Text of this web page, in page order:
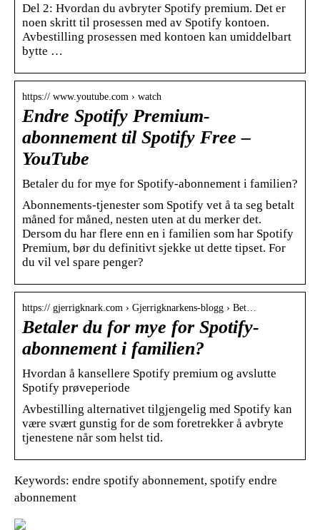
Del 2: Hvordan du avbryter Spotify premium. Det er
noen skritt til prosessen med av Spotify kontoen.
Avbestilling prosessen med kontoen kan umiddelbart
bytte …
https:// www.youtube.com › watch
Endre Spotify Premium-
abonnement til Spotify Free –
YouTube
Betaler du for mye for Spotify-abonnement i familien?
Abonnements-tjenester som Spotify vet å ta seg betalt
måned for måned, nesten uten at du merker det.
Dersom du har flere enn en i familien som har Spotify
Premium, bør du definitivt sjekke ut dette tipset. For
du vil vel spare penger?
https:// gjerrigknark.com › Gjerrigknarkens-blogg › Bet…
Betaler du for mye for Spotify-
abonnement i familien?
Hvordan å kansellere Spotify premium og avslutte
Spotify prøveperiode
Avbestilling alternativet tilgjengelig med Spotify kan
være svært gunstig for de som foretrekker å avbryte
tjenestene når som helst tid.
Keywords: endre spotify abonnement, spotify endre
abonnement